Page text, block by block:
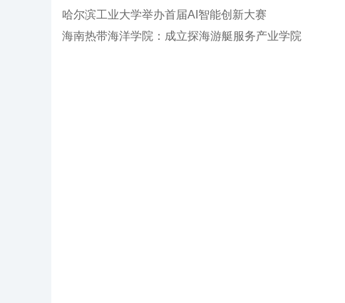
哈尔滨工业大学举办首届AI智能创新大赛
海南热带海洋学院：成立探海游艇服务产业学院